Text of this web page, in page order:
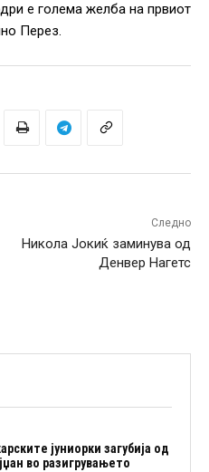
е голема желба на првиот
Перез.
Следно
Никола Јокиќ заминува од
Денвер Нагетс
јуниорки загубија од
во разигрувањето